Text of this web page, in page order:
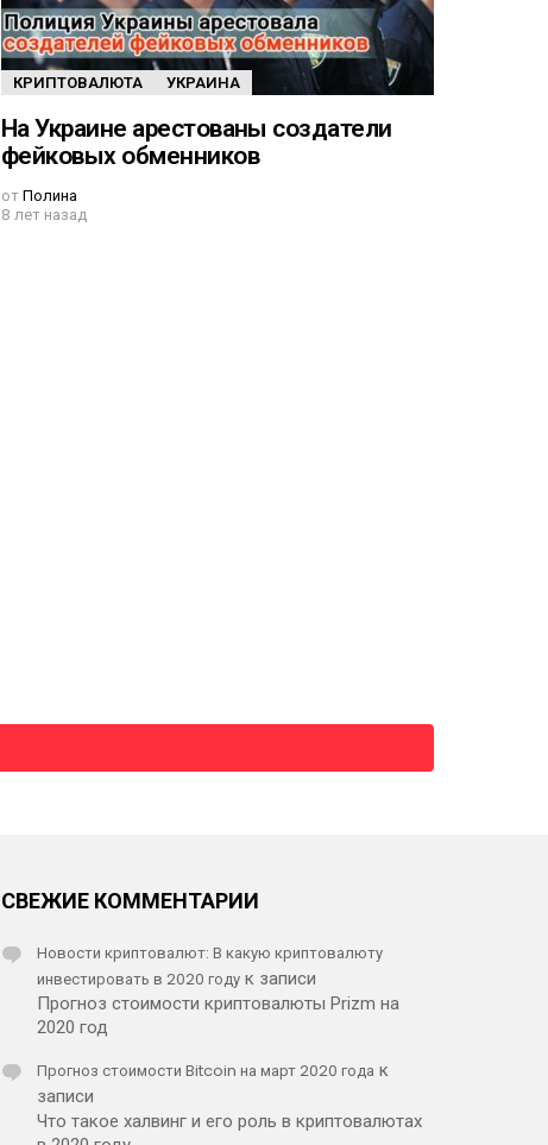
КРИПТОВАЛЮТА УКРАИНА
На Украине арестованы создатели
фейковых обменников
отПолина
8 лет назад
СВЕЖИЕ КОММЕНТАРИИ
Новости криптовалют: В какую криптовалюту
инвестировать в 2020 годук записи
Прогноз стоимости криптовалюты Prizm на
2020 год
Прогноз стоимости Bitcoin на март 2020 года к
записи
Что такое халвинг и его роль в криптовалютах